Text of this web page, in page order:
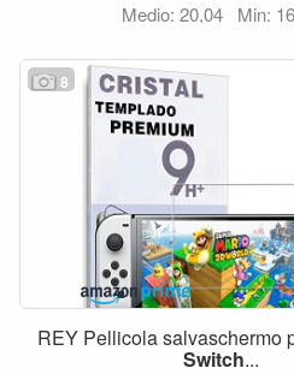
Medio: 20,04 Min:
8
REY Pellicola salvaschermo
Switch...